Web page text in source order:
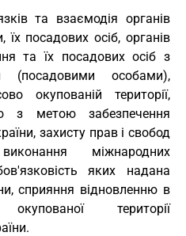
та взаємодія органів
посадових осіб, органів
та їх посадових осіб з
(посадовими особами),
окупованій території,
з метою забезпечення
захисту прав і свобод
міжнародних
яких надана
сприяння відновленню в
території